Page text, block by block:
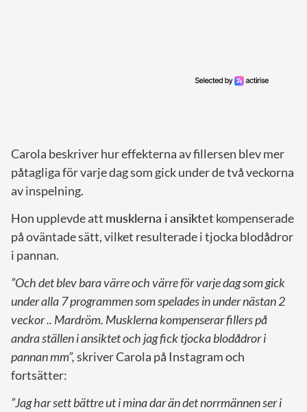
Carola beskriver hur effekterna av fillersen blev mer
påtagliga för varje dag som gick under de två veckorna
av inspelning.
Hon upplevde att musklerna i ansiktetkompenserade
på oväntade sätt, vilket resulterade i tjocka blodådror
i pannan.
”Och det blev bara värre och värre för varje dag som gick
under alla 7 programmen som spelades in under nästan 2
veckor .. Mardröm. Musklerna kompenserar fillers på
andra ställen i ansiktet och jag fick tjocka blodådror i
pannan mm”,skriver Carola på Instagram och
fortsätter:
”Jag har sett bättre ut i mina dar än det norrmännen ser i